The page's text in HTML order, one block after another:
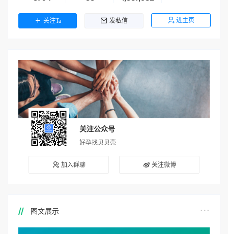
关注Ta 发私信 进主页
关注公众号
好孕找贝贝壳
加入群聊 关注微博
图文展示